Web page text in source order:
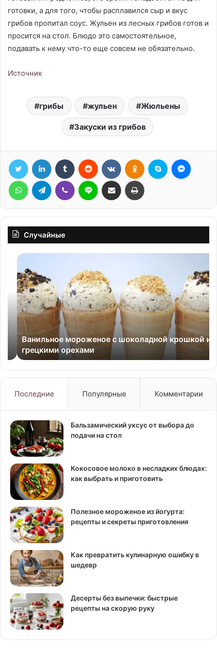
готовки, а для того, чтобы расплавился сыр и вкус
грибов пропитал соус. Жульен из лесных грибов готов и
просится на стол. Блюдо это самостоятельное,
подавать к нему что-то еще совсем не обязательно.
Источник
грибы жульен Жюльены
Закуски из грибов
Twitter LinkedIn Tumblr Reddit ВконтактеОдноклассники
Skype
WhatsAppTelegram Viber Line Поделиться через электронную почту Печатать
Случайные
Ванильное
мороженое
шоколадной
крошкой
грецкими
Ванильное мороженое с шоколадной крошкой и
грецкими орехами
в
Последние Популярные Комментарии
Бальзамический уксус от выбора до
подачи на стол
Кокосовое молоко в несладких блюдах:
как выбрать и приготовить
Полезное мороженое из йогурта:
рецепты и секреты приготовления
Как превратить кулинарную ошибку в
шедевр
Десерты без выпечки: быстрые
рецепты на скорую руку